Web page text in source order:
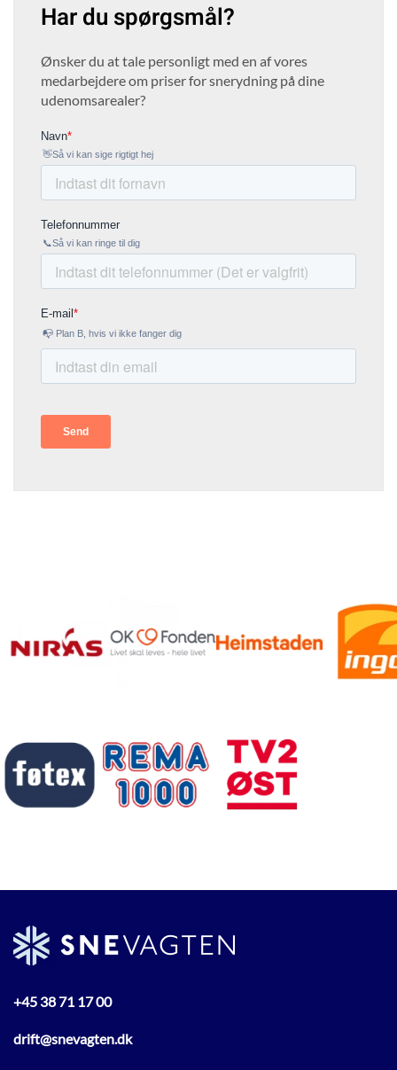
Har du spørgsmål?
Ønsker du at tale personligt med en af vores
medarbejdere om priser for snerydning på dine
udenomsarealer?
+45 38 71 17 00
drift@snevagten.dk